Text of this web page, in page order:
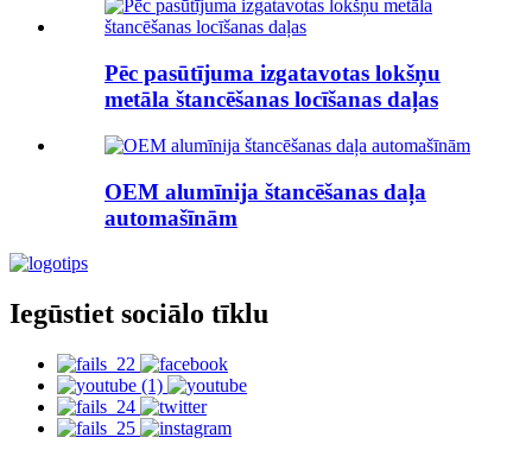
Pēc pasūtījuma izgatavotas lokšņu
metāla štancēšanas locīšanas daļas
OEM alumīnija štancēšanas daļa
automašīnām
Iegūstiet sociālo tīklu